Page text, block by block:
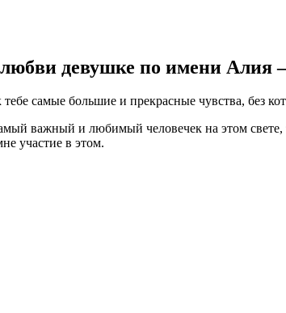
девушке по имени Алия
самые большие и прекрасные чувства, без
важный и любимый человечек на этом свете,
участие в этом.